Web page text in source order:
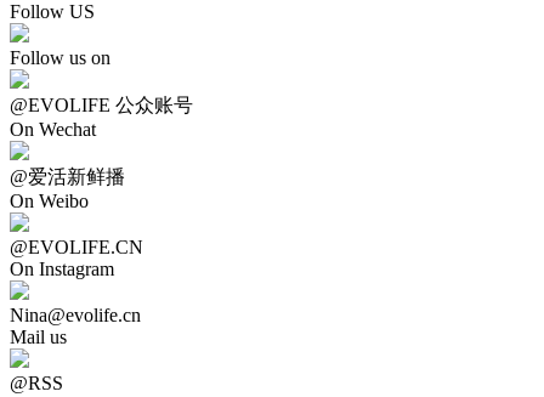
Follow US
Follow us on
@EVOLIFE 公众账号
On Wechat
@爱活新鲜播
On Weibo
@EVOLIFE.CN
On Instagram
Nina@evolife.cn
Mail us
@RSS